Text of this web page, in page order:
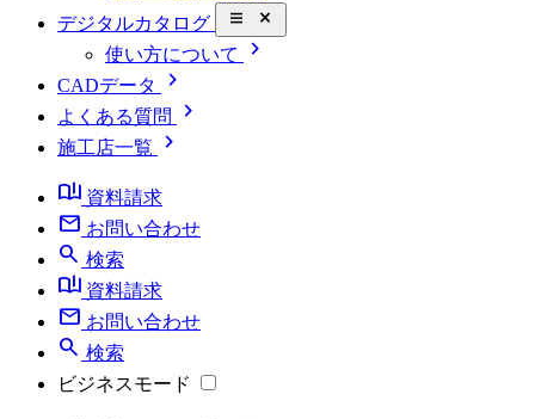
デジタルカタログ close_small
使い方について chevron_right
CADデータ chevron_right
よくある質問 chevron_right
施工店一覧
chevron_right
book_ribbon 資料請求
mail お問い合わせ
search 検索
book_ribbon 資料請求
mail お問い合わせ
search 検索
ビジネスモード